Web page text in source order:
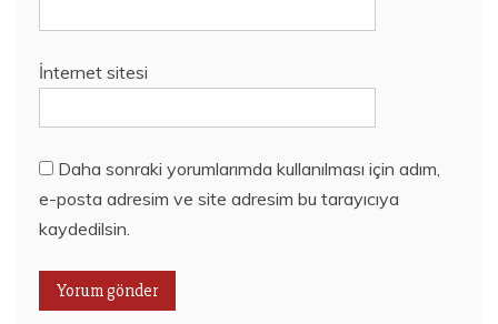
İnternet sitesi
Daha sonraki yorumlarımda kullanılması için adım,
e-posta adresim ve site adresim bu tarayıcıya
kaydedilsin.